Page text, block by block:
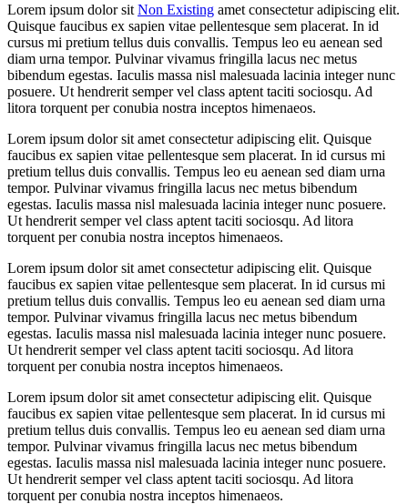
Lorem ipsum dolor sit Non Existing amet consectetur adipiscing elit.
Quisque faucibus ex sapien vitae pellentesque sem placerat. In id
cursus mi pretium tellus duis convallis. Tempus leo eu aenean sed
diam urna tempor. Pulvinar vivamus fringilla lacus nec metus
bibendum egestas. Iaculis massa nisl malesuada lacinia integer nunc
posuere. Ut hendrerit semper vel class aptent taciti sociosqu. Ad
litora torquent per conubia nostra inceptos himenaeos.
Lorem ipsum dolor sit amet consectetur adipiscing elit. Quisque
faucibus ex sapien vitae pellentesque sem placerat. In id cursus mi
pretium tellus duis convallis. Tempus leo eu aenean sed diam urna
tempor. Pulvinar vivamus fringilla lacus nec metus bibendum
egestas. Iaculis massa nisl malesuada lacinia integer nunc posuere.
Ut hendrerit semper vel class aptent taciti sociosqu. Ad litora
torquent per conubia nostra inceptos himenaeos.
Lorem ipsum dolor sit amet consectetur adipiscing elit. Quisque
faucibus ex sapien vitae pellentesque sem placerat. In id cursus mi
pretium tellus duis convallis. Tempus leo eu aenean sed diam urna
tempor. Pulvinar vivamus fringilla lacus nec metus bibendum
egestas. Iaculis massa nisl malesuada lacinia integer nunc posuere.
Ut hendrerit semper vel class aptent taciti sociosqu. Ad litora
torquent per conubia nostra inceptos himenaeos.
Lorem ipsum dolor sit amet consectetur adipiscing elit. Quisque
faucibus ex sapien vitae pellentesque sem placerat. In id cursus mi
pretium tellus duis convallis. Tempus leo eu aenean sed diam urna
tempor. Pulvinar vivamus fringilla lacus nec metus bibendum
egestas. Iaculis massa nisl malesuada lacinia integer nunc posuere.
Ut hendrerit semper vel class aptent taciti sociosqu. Ad litora
torquent per conubia nostra inceptos himenaeos.